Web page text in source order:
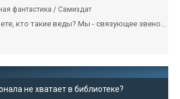
фантастика / Самиздат
кто такие веды? Мы - связующее звено...
не хватает в библиотеке?